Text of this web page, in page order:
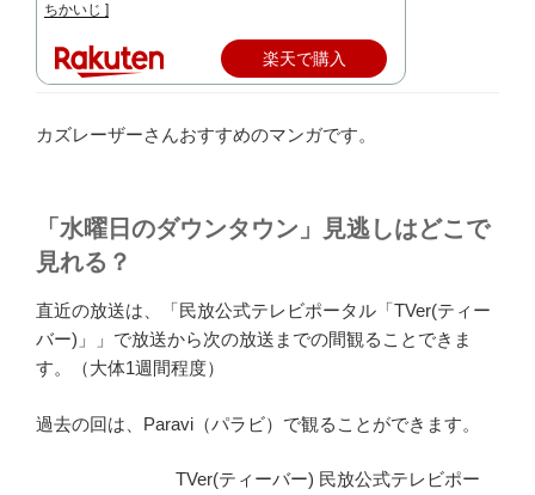
ちかいじ ]
楽天で購入
カズレーザーさんおすすめのマンガです。
「水曜日のダウンタウン」見逃しはどこで
見れる？
直近の放送は、「民放公式テレビポータル「TVer(ティー
バー)」」で放送から次の放送までの間観ることできま
す。（大体1週間程度）
過去の回は、Paravi（パラビ）で観ることができます。
TVer(ティーバー) 民放公式テレビポー